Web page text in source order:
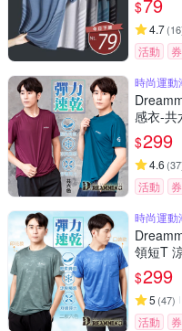
$79
4.7(16
活動
券
時尚運動
感衣-共
$299
4.6 (37
活動
券
時尚運動
領短T
$299
5 (47)
活動
券